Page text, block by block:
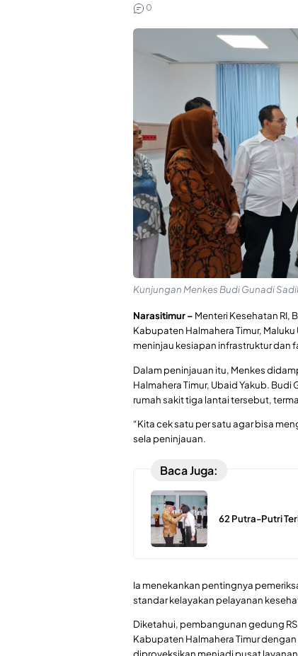
0
Kunjungan Menkes Budi Gunadi
Narasitimur – Menteri Kesehatan RI,
Kabupaten Halmahera Timur,
meninjau kesiapan infrastruktur dan
Dalam peninjauan itu, Menkes
Halmahera Timur, Ubaid Yakub.
rumah sakit tiga lantai tersebut,
“Kita cek satu per satu agar bisa
sela peninjauan.
Baca Juga:
62 Putra-Putri
Ia menekankan pentingnya
standar kelayakan pelayanan
Diketahui, pembangunan gedung
Kabupaten Halmahera Timur
diproyeksikan menjadi pusat